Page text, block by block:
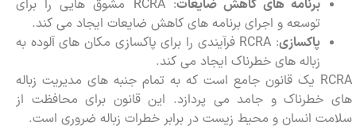
برنامه های کاهش ضایعات
: RCRA مشوق هایی را برای
توسعه و اجرای برنامه های کاهش ضایعات ایجاد می کند.
پاکسازی
: RCRA فرآیندی را برای پاکسازی مکان های آلوده به
زباله های خطرناک ایجاد می کند.
RCRA یک قانون جامع است که به تمام جنبه های مدیریت زباله
های خطرناک و جامد می پردازد. این قانون برای محافظت از
سلامت انسان و محیط زیست در برابر خطرات زباله ضروری است.